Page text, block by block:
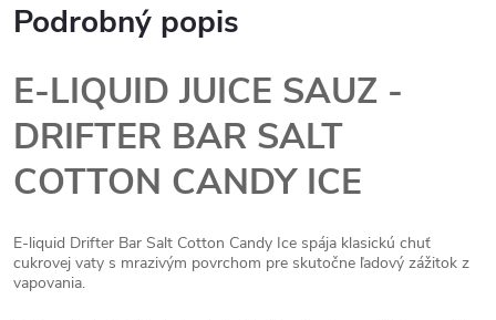
Podrobný popis
E-LIQUID JUICE SAUZ -
DRIFTER BAR SALT
COTTON CANDY ICE
E-liquid Drifter Bar Salt Cotton Candy Ice spája klasickú chuť
cukrovej vaty s mrazivým povrchom pre skutočne ľadový zážitok z
vapovania.